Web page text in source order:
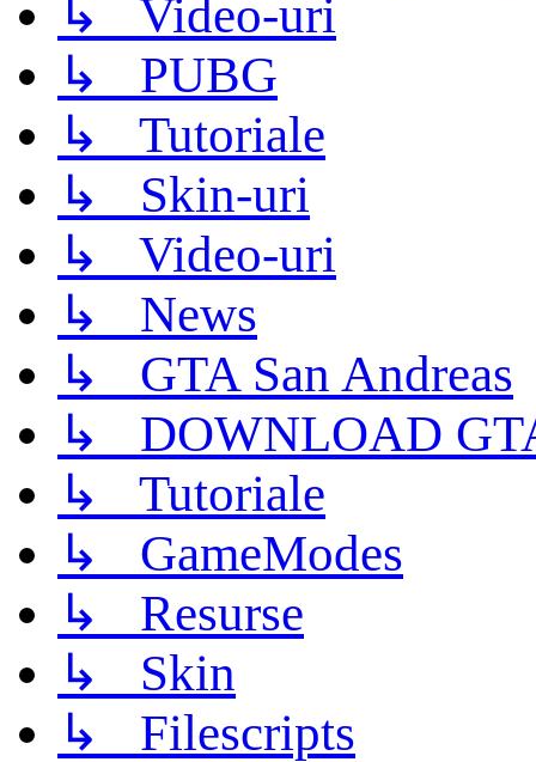
↳ Video-uri
↳ PUBG
↳ Tutoriale
↳ Skin-uri
↳ Video-uri
↳ News
↳ GTA San Andreas
↳ DOWNLOAD
↳ Tutoriale
↳ GameModes
↳ Resurse
↳ Skin
↳ Filescripts